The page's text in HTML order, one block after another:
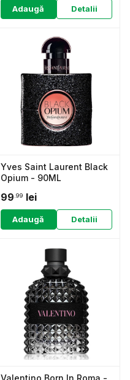
Adaugă Detalii
Yves Saint Laurent Black
Opium - 90ML
99 .99 lei
Adaugă Detalii
Valentino Born In Roma -